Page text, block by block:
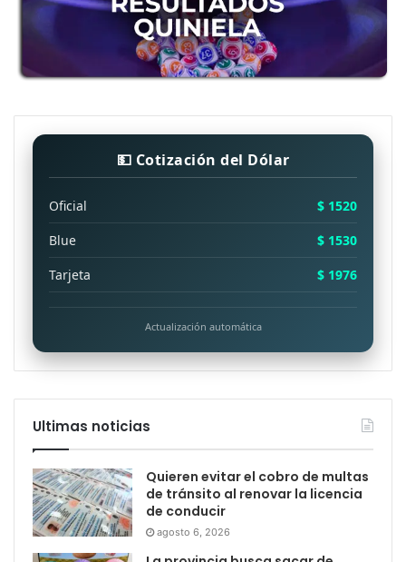
💵 Cotización del Dólar
Oficial
$ 1520
Blue
$ 1530
Tarjeta
$ 1976
Actualización automática
Ultimas noticias
Quieren evitar el cobro de multas
de tránsito al renovar la licencia
de conducir
agosto 6, 2026